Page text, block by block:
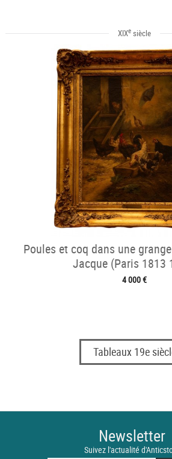
XIXe siècle
Poules et coq dans une
Jacque (Paris 1813
4 000 €
Tableaux 19e
Newsletter
Suivez l'actualité